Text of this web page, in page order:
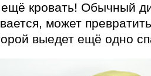
кровать! Обычный
может
выедет ещё одно